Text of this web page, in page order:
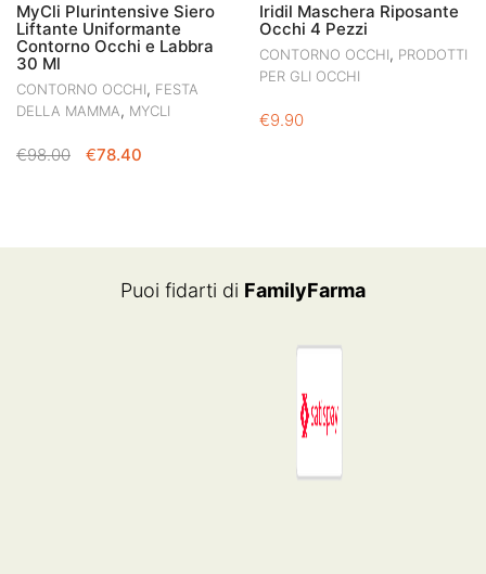
MyCli Plurintensive Siero
Liftante Uniformante
Contorno Occhi e Labbra
30 Ml
CONTORNO OCCHI, FESTA
DELLA MAMMA, MYCLI
€98.00
IL
€98.00.
€78.40
€78.40.
Iridil Maschera Riposante
Occhi 4 Pezzi
CONTORNO OCCHI, PRODOTTI
PER GLI OCCHI
€9.90
Puoi fidarti di FamilyFarma